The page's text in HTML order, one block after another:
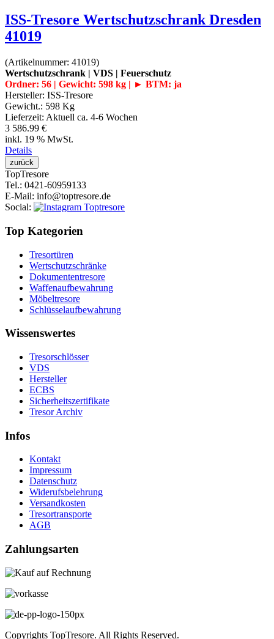
ISS-Tresore Wertschutzschrank Dresden
41019
(Artikelnummer: 41019)
Wertschutzschrank | VDS | Feuerschutz
Ordner: 56 | Gewicht: 598 kg | ► BTM: ja
Hersteller: ISS-Tresore
Gewicht.: 598 Kg
Lieferzeit: Aktuell ca. 4-6 Wochen
3 586.99 €
inkl. 19 % MwSt.
Details
TopTresore
Tel.: 0421-60959133
E-Mail: info@toptresore.de
Social:
Top Kategorien
Tresortüren
Wertschutzschränke
Dokumententresore
Waffenaufbewahrung
Möbeltresore
Schlüsselaufbewahrung
Wissenswertes
Tresorschlösser
VDS
Hersteller
ECBS
Sicherheitszertifikate
Tresor Archiv
Infos
Kontakt
Impressum
Datenschutz
Widerufsbelehrung
Versandkosten
Tresortransporte
AGB
Zahlungsarten
Copyrights TopTresore. All Rights Reserved.